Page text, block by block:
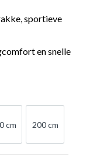
sportieve
en snelle
cm
190 cm
200 cm
200 cm